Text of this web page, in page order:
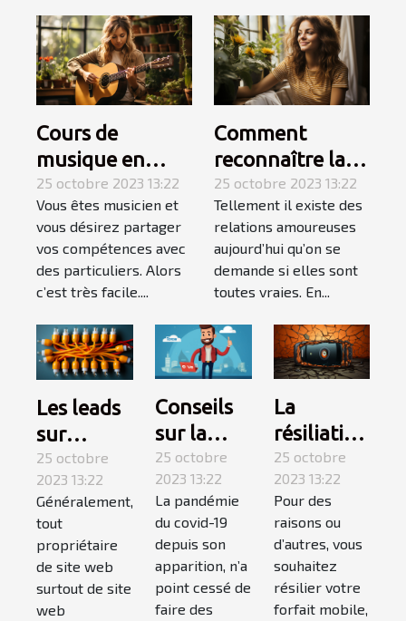
Cours de
musique en
Auto-
Entrepreneur :
l’essentiel de ce
qu’il faut
retenir ?
25 octobre 2023 13:22
Vous êtes musicien et
vous désirez partager
vos compétences avec
des particuliers. Alors
c’est très facile....
Comment
reconnaître la
femme de votre
vie ?
25 octobre 2023 13:22
Tellement il existe des
relations amoureuses
aujourd’hui qu’on se
demande si elles sont
toutes vraies. En...
Les leads
sur
internet :
qu’est-ce
que c’est ?
25 octobre
2023 13:22
Généralement,
tout
propriétaire
de site web
surtout de site
web
Conseils
sur la
covid-19 :
suivez-
les !
25 octobre
2023 13:22
La pandémie
du covid-19
depuis son
apparition, n’a
point cessé de
faire des
La
résiliation
téléphone
mobile,
comment
ça
marche ?
25 octobre
2023 13:22
Pour des
raisons ou
d’autres, vous
souhaitez
résilier votre
forfait mobile,